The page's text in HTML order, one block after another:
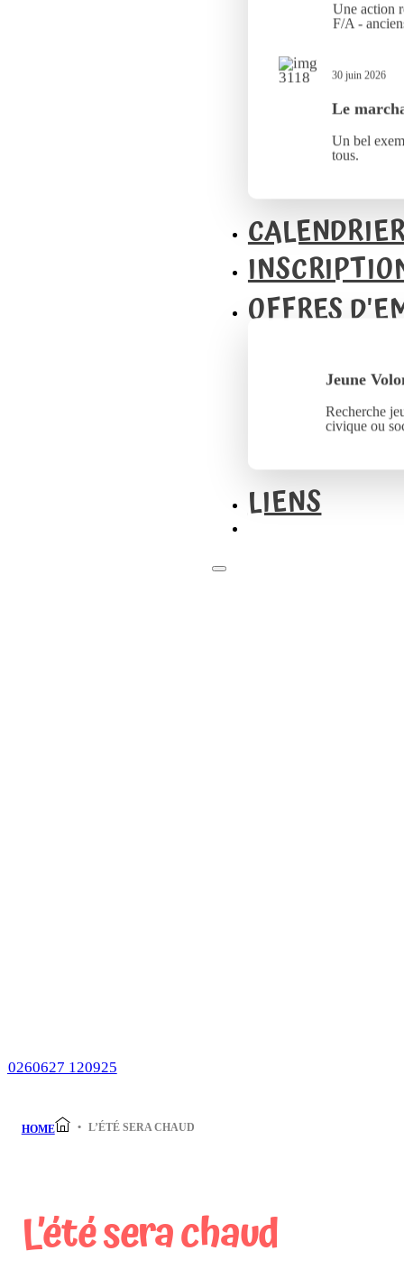
Une action
F/A -
30 juin 2026
Le
Un bel
tous.
OFFRES
Jeune
Recherche
civique ou
LIENS
HOME L’ÉTÉ SERA CHAUD
L’été sera chaud